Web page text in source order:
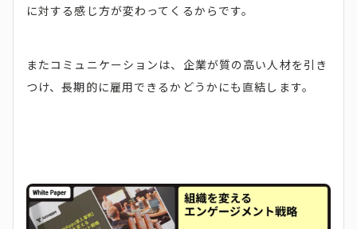
に対する感じ方が変わってくるからです。
またコミュニケーションは、企業が質の高い人材を引き
つけ、長期的に雇用できるかどうかにも直結します。